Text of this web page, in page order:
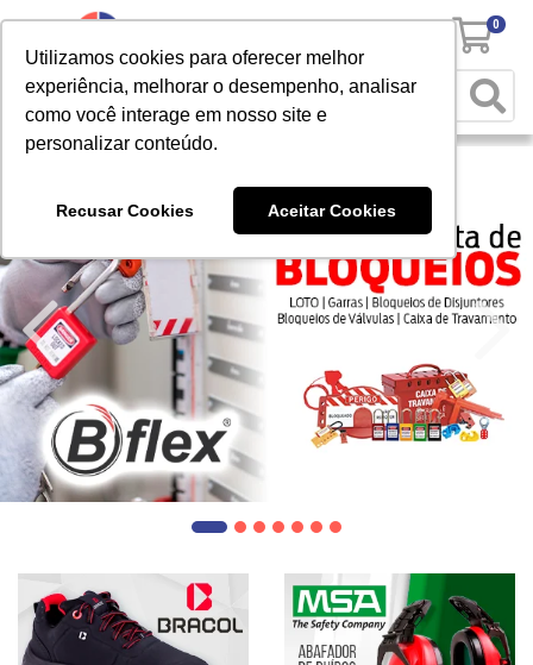
Utilizamos cookies para oferecer melhor
experiência, melhorar o desempenho, analisar
como você interage em nosso site e
personalizar conteúdo.
Recusar Cookies Aceitar Cookies
0